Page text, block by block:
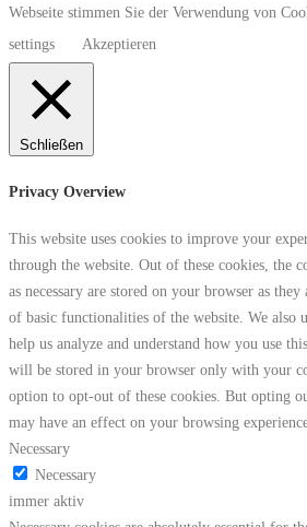
Webseite stimmen Sie der Verwendung von
settings
Akzeptieren
Schließen
Privacy Overview
This website uses cookies to improve your
through the website. Out of these cookies, the
as necessary are stored on your browser as
of basic functionalities of the website. We also
help us analyze and understand how you use
will be stored in your browser only with your
option to opt-out of these cookies. But opting
may have an effect on your browsing
Necessary
Necessary
immer aktiv